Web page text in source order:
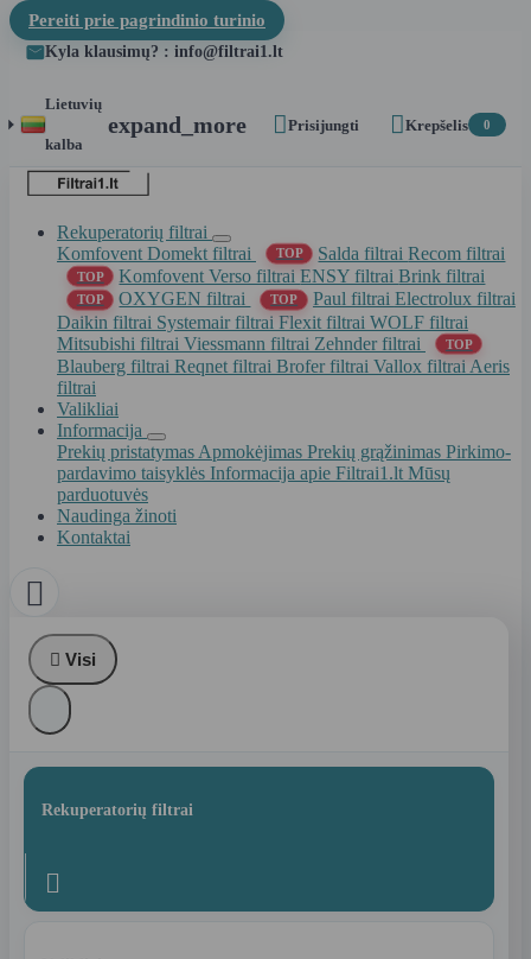
Pereiti prie pagrindinio turinio
Kyla klausimų? : info@filtrai1.lt
Lietuvių
kalba
expand_more Prisijungti Krepšelis 0
Rekuperatorių filtrai
Komfovent Domekt filtrai
TOP Salda filtraiRecom filtrai
TOP Komfovent Verso filtraiENSY filtraiBrink filtrai
TOP OXYGEN filtrai TOP Paul filtrai Electrolux filtrai
Daikin filtrai Systemair filtrai Flexit filtrai WOLF filtrai
Mitsubishi filtrai Viessmann filtrai Zehnder filtrai TOP
Blauberg filtrai Reqnet filtrai Brofer filtrai Vallox filtrai Aeris
filtrai
Valikliai
Informacija
Prekių pristatymas Apmokėjimas Prekių grąžinimas Pirkimo-
pardavimo taisyklės Informacija apie Filtrai1.lt Mūsų
parduotuvės
Naudinga žinoti
Kontaktai

 Visi
Rekuperatorių filtrai
